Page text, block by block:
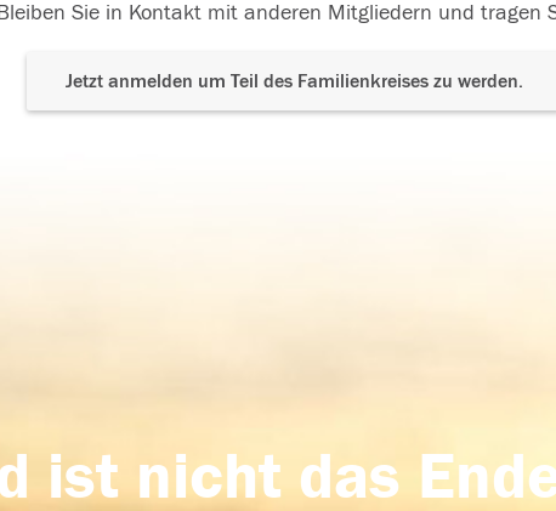
Sie in Kontakt mit anderen Mitgliedern und tragen
Jetzt anmelden um Teil des Familienkreises zu werden.
ist nicht das